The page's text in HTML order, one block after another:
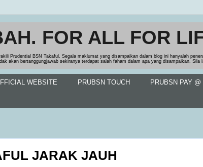
FOR ALL FOR
Prudential BSN Takaful. Segala maklumat yang disampaikan dalam blog ini hanyalah
akan bertanggungjawab sekiranya terdapat salah faham dalam apa yang disampaikan.
WEBSITE PRUBSN TOUCH PRUBSN PAY @
JARAK JAUH